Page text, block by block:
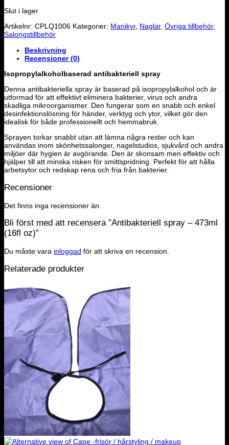
Slut i lager
Artikelnr: CPLQ1006 Kategorier: Manikyr, Naglar, Övriga tillbehör,
Salongstillbehör
Beskrivning
Recensioner (0)
Isopropylalkoholbaserad antibakteriell spray
Denna antibakteriella spray är baserad på isopropylalkohol och är
utformad för att effektivt eliminera bakterier, virus och andra
skadliga mikroorganismer. Den fungerar som en snabb och enkel
desinfektionslösning för händer, verktyg och ytor, vilket gör den
idealisk för både professionellt och hemmabruk.
Sprayen torkar snabbt utan att lämna några rester och kan
användas inom skönhetssalonger, nagelstudios, sjukvård och andra
miljöer där hygien är avgörande. Den är skonsam men effektiv och
hjälper till att minska risken för smittspridning. Perfekt för att hålla
arbetsytor och redskap rena och fria från bakterier.
Recensioner
Det finns inga recensioner än.
Bli först med att recensera ”Antibakteriell spray – 473ml
(16fl oz)”
Du måste vara inloggad för att skriva en recension.
Relaterade produkter